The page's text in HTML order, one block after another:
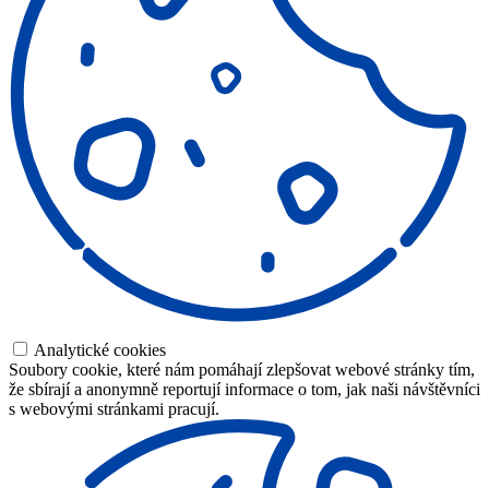
Analytické cookies
Soubory cookie, které nám pomáhají zlepšovat webové stránky tím,
že sbírají a anonymně reportují informace o tom, jak naši návštěvníci
s webovými stránkami pracují.